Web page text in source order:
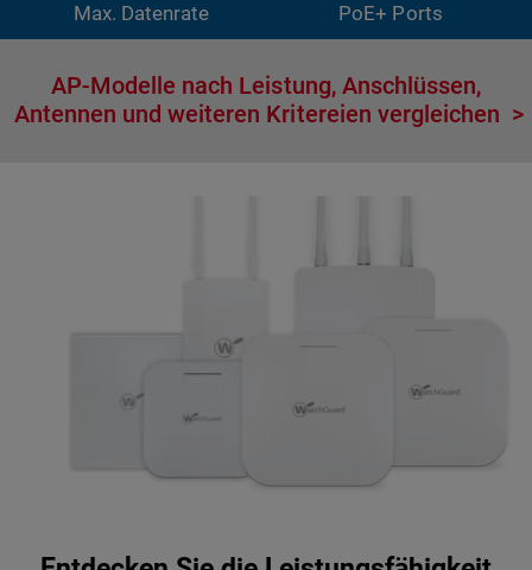
Max. Datenrate PoE+ Ports
AP-Modelle nach Leistung, Anschlüssen,
Antennen und weiteren Kritereien vergleichen